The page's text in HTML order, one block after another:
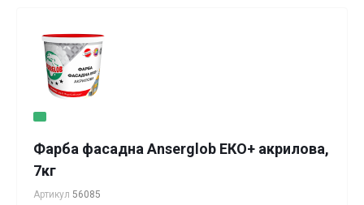
Фарба фасадна Anserglob ЕКО+ акрилова,
7кг
Артикул 56085